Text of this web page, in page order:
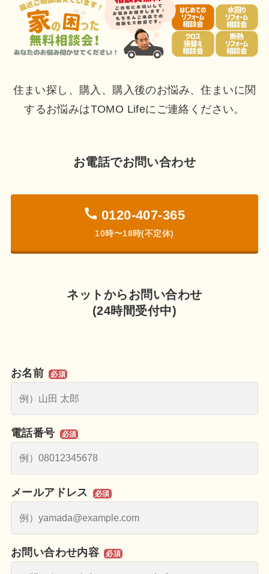
住まい探し、購入、購入後のお悩み、住まいに関
するお悩みはTOMO Lifeにご連絡ください。
お電話でお問い合わせ
0120-407-365
10時〜18時(不定休)
ネットからお問い合わせ
(24時間受付中)
お名前 必須
電話番号 必須
メールアドレス 必須
お問い合わせ内容 必須